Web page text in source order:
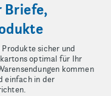
sicher und
optimal für Ihr
kommen
einfach in der